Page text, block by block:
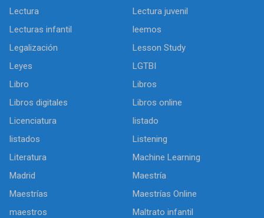
Lectura
Lectura juvenil
Lecturas infantil
leemos
Legalización
Lesson Study
Leyes
LGTBI
Libro
Libros
Libros digitales
Libros online
Licenciatura
listado
listados
Listening
Literatura
Machine Learning
Madrid
Maestría
Maestrías
Maestrías Online
maestros
Maltrato infantil